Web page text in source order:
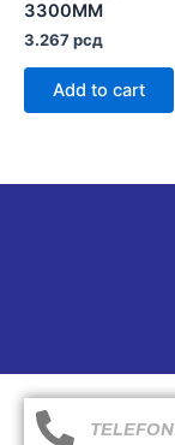
3300MM
3.267рсд
Add to cart